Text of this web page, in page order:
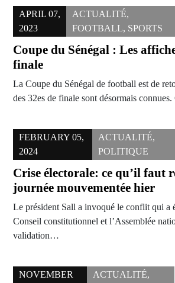
APRIL 07,
2023
ACTUALITÉ,
FOOTBALL, SPORTS
Coupe du Sénégal : Les
finale
La Coupe du Sénégal de football est de
des 32es de finale sont désormais
FEBRUARY 05,
2024
ACTUALITÉ,
POLITIQUE
Crise électorale: ce qu’il faut
journée mouvementée hier
Le président Sall a invoqué le conflit qui a
Conseil constitutionnel et l’Assemblée
validation…
NOVEMBER
ACTUALITÉ,